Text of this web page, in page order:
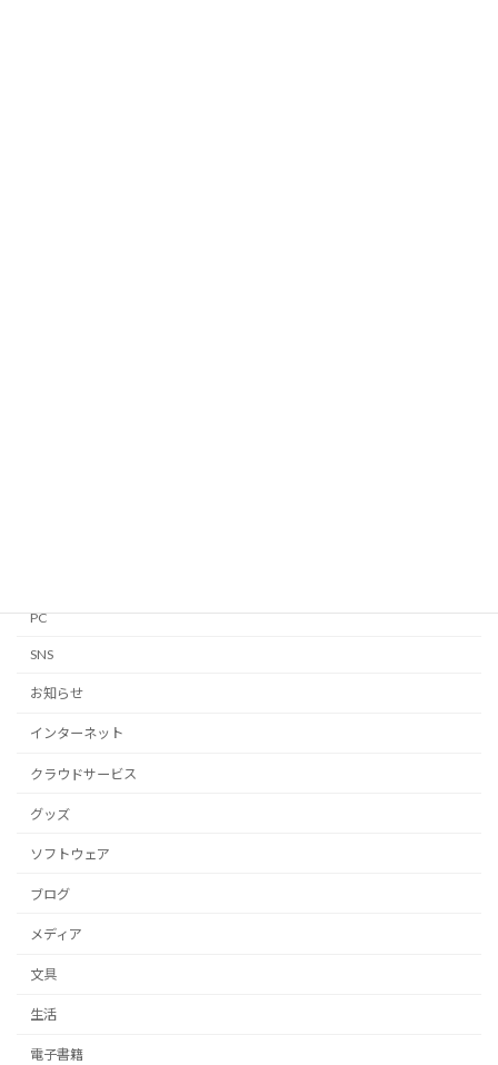
PC
SNS
お知らせ
インターネット
クラウドサービス
グッズ
ソフトウェア
ブログ
メディア
文具
生活
電子書籍